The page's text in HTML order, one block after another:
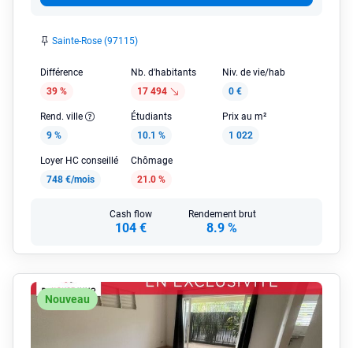
Sainte-Rose (97115)
Différence
39 %
Nb. d'habitants
17 494
Niv. de vie/hab
0 €
Rend. ville
9 %
Étudiants
10.1 %
Prix au m²
1 022
Loyer HC conseillé
748 €/mois
Chômage
21.0 %
Cash flow
104 €
Rendement brut
8.9 %
Nouveau